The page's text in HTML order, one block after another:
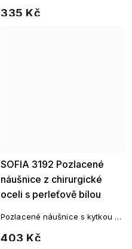
335 Kč
osazením zirkony.
SOFIA 3192 Pozlacené
náušnice z chirurgické
oceli s perleťově bílou
Ellami
403 Kč
Pozlacené náušnice s kytkou z